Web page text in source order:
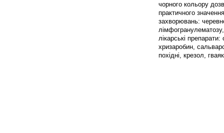
чорного кольору
практичного
захворювань:
лікарські
хризаробин,
похідні, крезол,